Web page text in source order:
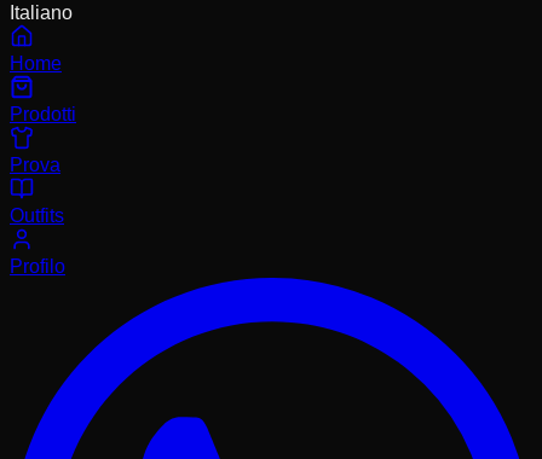
Italiano
Home
Prodotti
Prova
Outfits
Profilo